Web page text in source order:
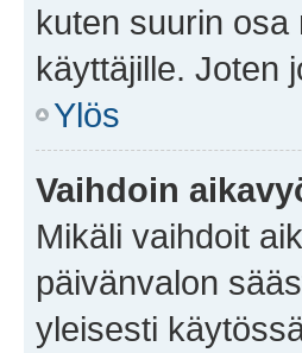
kuten suurin
käyttäjille. Joten
Ylös
Vaihdoin
Mikäli vaihdoit
päivänvalon
yleisesti